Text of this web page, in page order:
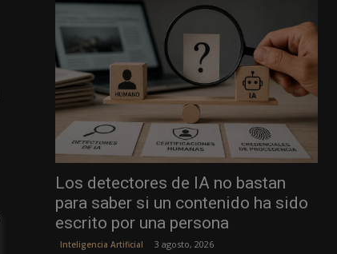
Los detectores de IA no bastan
para saber si un contenido ha sido
escrito por una persona
Inteligencia Artificial 3 agosto, 2026